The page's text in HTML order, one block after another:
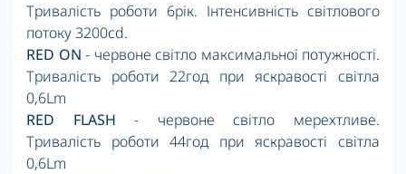
Тривалість роботи 6рік. Інтенсивність світлового
потоку 3200cd.
RED ON - червоне світло максимальної потужності.
Тривалість роботи 22год при яскравості світла
0,6Lm
RED FLASH - червоне світло мерехтливе.
Тривалість роботи 44год при яскравості світла
0,6Lm